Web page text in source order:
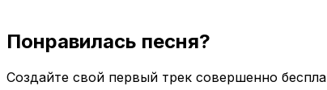
Понравилась песня?
Создайте свой первый трек совершенно